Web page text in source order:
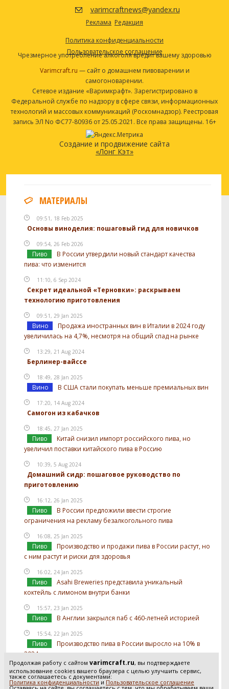
Корень имбиря
113.4 г
Апельсиновая корка
Корень имбиря
28.35 г
Пищевые добавки для дрожжей
Посмотреть рецепт полностью
varimcraftnews@yandex.ru
Реклама Редакция
Политика конфиденциальности
Пользовательское соглашение
Чрезмерное употребление алкоголя вредит вашему здоровью
Varimcraft.ru — сайт о домашнем пивоварении и
самогоноварении.
Сетевое издание «Варимкрафт». Зарегистрировано в
Федеральной службе по надзору в сфере связи, информационных
технологий и массовых коммуникаций (Роскомнадзор). Реестровая
запись ЭЛ No ФС77-80936 от 25.05.2021. Все права защищены. 16+
Создание и продвижение сайта
«Лонг Кэт»
Продолжая работу с сайтом varimcraft.ru, вы подтверждаете
использование cookies вашего браузера с целью улучшить сервис,
также соглашаетесь с документами:
Политика конфиденциальности и Пользовательское соглашение
МАТЕРИАЛЫ
09:51, 18 Feb 2025
Основы виноделия: пошаговый гид для новичков
09:54, 26 Feb 2026
Пиво
В России утвердили новый стандарт качества
пива: что изменится
11:10, 6 Sep 2024
Секрет идеальной «Терновки»: раскрываем
технологию приготовления
09:51, 29 Jan 2025
Вино
Продажа иностранных вин в Италии в 2024 году
увеличилась на 4,7%, несмотря на общий спад на рынке
13:29, 21 Aug 2024
Берлинер-вайссе
18:49, 28 Jan 2025
Вино В США стали покупать меньше премиальных вин
17:20, 14 Aug 2024
Самогон из кабачков
18:45, 27 Jan 2025
Пиво
Китай снизил импорт российского пива, но
увеличил поставки китайского пива в Россию
10:39, 5 Aug 2024
Домашний сидр: пошаговое руководство по
приготовлению
16:12, 26 Jan 2025
Пиво
В России предложили ввести строгие
ограничения на рекламу безалкогольного пива
16:08, 25 Jan 2025
Пиво
Производство и продажи пива в России растут, но
с ним растут и риски для здоровья
16:02, 24 Jan 2025
Пиво
Asahi Breweries представила уникальный
коктейль с лимоном внутри банки
15:57, 23 Jan 2025
Пиво В Англии закрылся паб с 460-летней историей
15:54, 22 Jan 2025
Пиво
Производство пива в России выросло на 10% в
2024 году
15:52, 21 Jan 2025
Пиво
В России предложили отслеживать